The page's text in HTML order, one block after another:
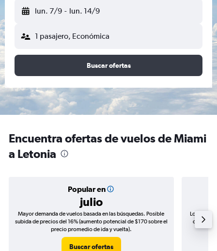
lun. 7/9 - lun. 14/9
1 pasajero, Económica
Buscar ofertas
Encuentra ofertas de vuelos de Miami
a Letonia
Popular en
julio
Mayor demanda de vuelos basada en las búsquedas. Posible
subida de precios del 16% (aumento potencial de $170 sobre el
precio promedio de ida y vuelta).
Buscar ofertas
Los
de